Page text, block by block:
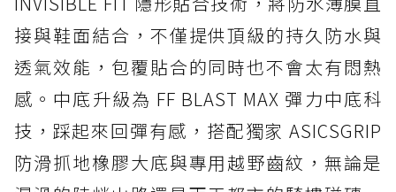
接與鞋面結合，不僅提供頂級的持久防水與
透氣效能，包覆貼合的同時也不會太有悶熱
感。中底升級為 FF BLAST MAX 彈力中底科
技，踩起來回彈有感，搭配獨家 ASICSGRIP
防滑抓地橡膠大底與專用越野齒紋，無論是